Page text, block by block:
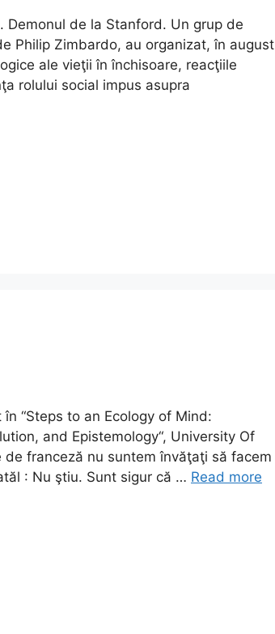
de la Stanford. Un grup de
Philip Zimbardo, au organizat, în august
ale vieţii în închisoare, reacţiile
rolului social impus asupra
“Steps to an Ecology of Mind:
and Epistemology“, University Of
de franceză nu suntem învăţaţi să facem
: Nu ştiu. Sunt sigur că … Read more